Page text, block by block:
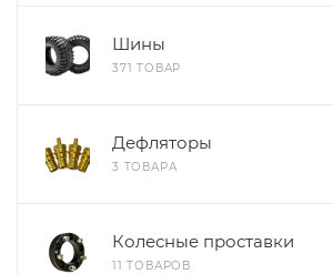
Шины
371 ТОВАР
Дефляторы
3 ТОВАРА
Колесные проставки
11 ТОВАРОВ